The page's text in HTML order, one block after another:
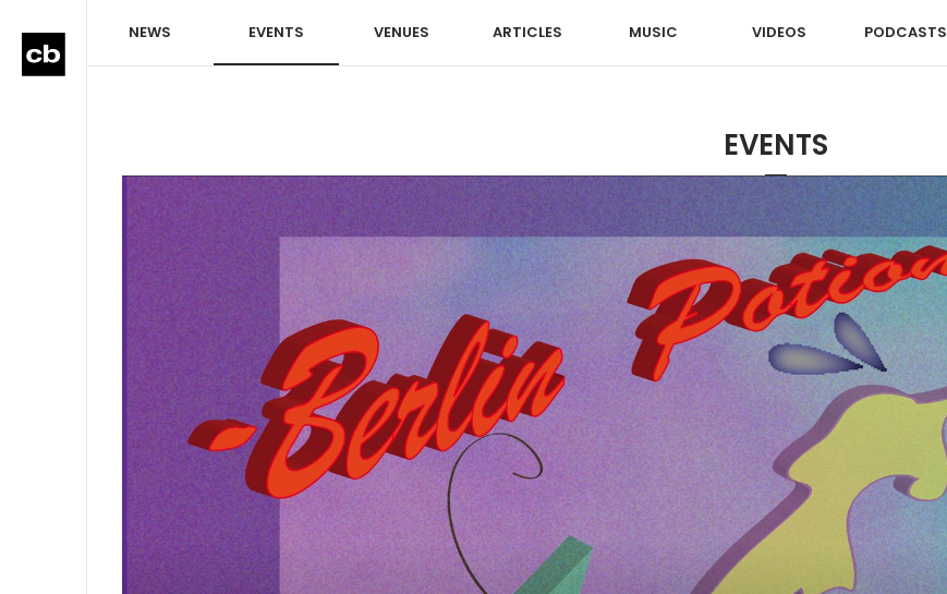
NEWS EVENTS VENUES ARTICLES MUSIC VIDEOS PODCASTS
EVENTS